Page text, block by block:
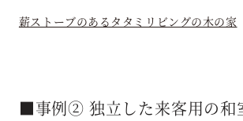
薪ストーブのあるタタミリビングの木の家
■事例② 独立した来客用の和